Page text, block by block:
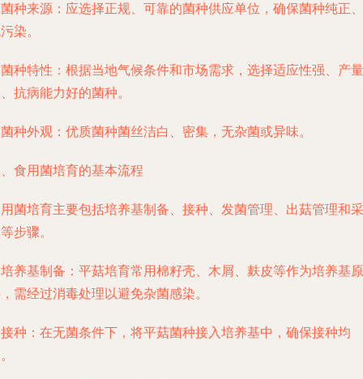
种来源：应选择正规、可靠的菌种供应单位，确保菌种纯正、
染。
种特性：根据当地气候条件和市场需求，选择适应性强、产量
抗病能力好的菌种。
种外观：优质菌种菌丝洁白、密集，无杂菌或异味。
食用菌培育的基本流程
菌培育主要包括培养基制备、接种、发菌管理、出菇管理和采
步骤。
养基制备：平菇培育常用棉籽壳、木屑、麸皮等作为培养基原
需经过消毒处理以避免杂菌感染。
种：在无菌条件下，将平菇菌种接入培养基中，确保接种均